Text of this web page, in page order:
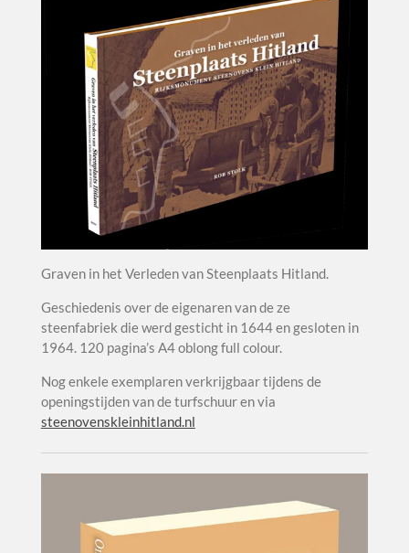
Graven in het Verleden van Steenplaats Hitland.
Geschiedenis over de eigenaren van de ze
steenfabriek die werd gesticht in 1644 en gesloten in
1964. 120 pagina’s A4 oblong full colour.
Nog enkele exemplaren verkrijgbaar tijdens de
openingstijden van de turfschuur en via
steenovenskleinhitland.nl